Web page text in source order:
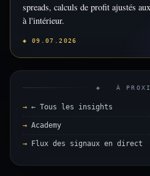
spreads, calculs de profit ajustés
à l'intérieur.
◈ 09.07.2026
◈ À
← Tous les insights
Academy
Flux des signaux en direct